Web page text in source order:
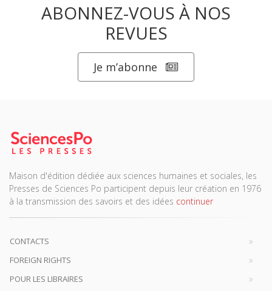
ABONNEZ-VOUS À NOS
REVUES
Je m’abonne
Maison d'édition dédiée aux sciences humaines et sociales, les
Presses de Sciences Po participent depuis leur création en 1976
à la transmission des savoirs et des idées continuer
CONTACTS
FOREIGN RIGHTS
POUR LES LIBRAIRES